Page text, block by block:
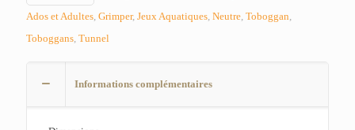
Ados et Adultes Grimper, Jeux Aquatiques Neutre Toboggan
Toboggans Tunnel
Informations complémentaires